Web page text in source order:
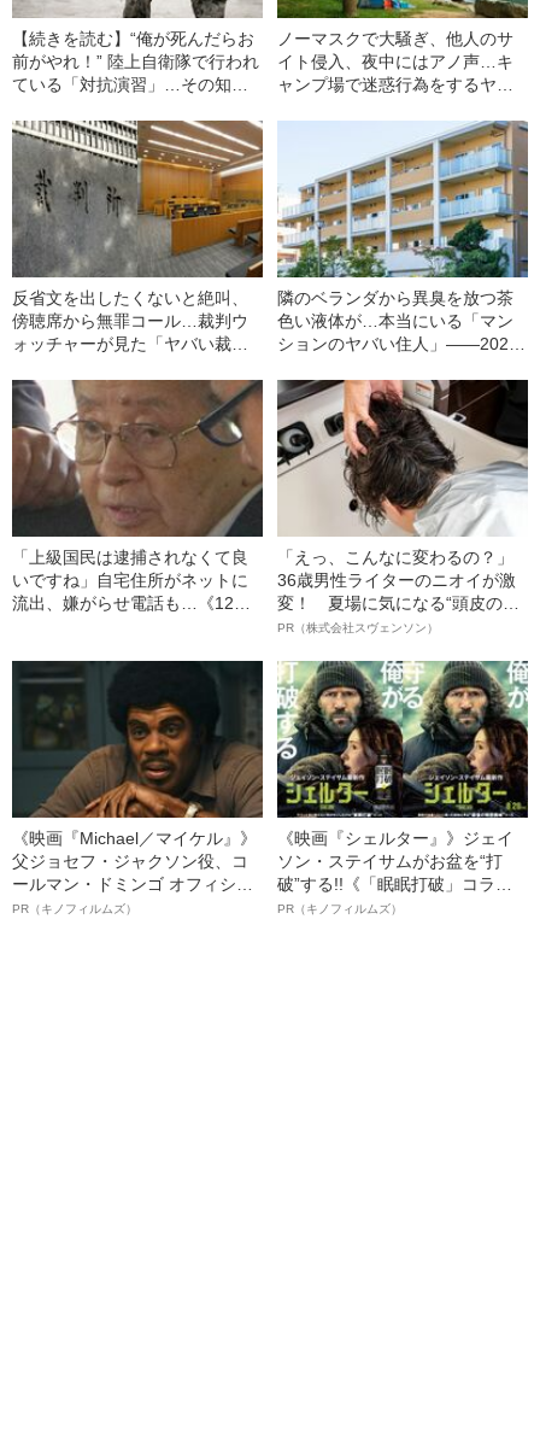
【続きを読む】“俺が死んだらお
前がやれ！” 陸上自衛隊で行われ
ている「対抗演習」…その知ら
の自衛隊ライフ〉
ノーマスクで大騒ぎ、他人のサ
イト侵入、夜中にはアノ声…キ
ャンプ場で迷惑行為をするヤバ
反省文を出したくないと絶叫、
傍聴席から無罪コール…裁判ウ
ォッチャーが見た「ヤバい裁
隣のベランダから異臭を放つ茶
色い液体が…本当にいる「マン
ションのヤバい住人」――2021
「上級国民は逮捕されなくて良
いですね」自宅住所がネットに
流出、嫌がらせ電話も…《12人
への暴力」
「えっ、こんなに変わるの？」
36歳男性ライターのニオイが激
変！ 夏場に気になる“頭皮のニ
オイ”や“ベタつき”を解消す
ト”が生み出した徹底ケアとは
PR（株式会社スヴェンソン）
《映画『Michael／マイケル』》
父ジョセフ・ジャクソン役、コ
ールマン・ドミンゴ オフィシャ
ルインタビュー“観客を魅了した
PR（キノフィルムズ）
《映画『シェルター』》ジェイ
ソン・ステイサムがお盆を“打
破”する!!《「眠眠打破」コラ
ボ》
PR（キノフィルムズ）